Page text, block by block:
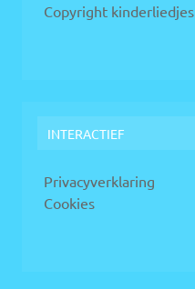
Copyright kinderliedjes
INTERACTIEF
Privacyverklaring
Cookies